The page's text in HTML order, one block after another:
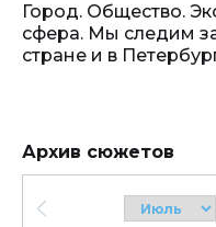
Город. Общество.
сфера. Мы следим
стране и в
Архив сюжетов